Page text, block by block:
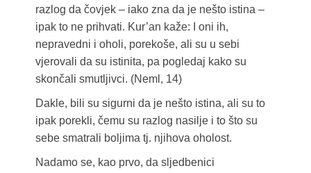
razlog da čovjek – iako zna da je nešto istina –
ipak to ne prihvati. Kur’an kaže: I oni ih,
nepravedni i oholi, porekoše, ali su u sebi
vjerovali da su istinita, pa pogledaj kako su
skončali smutljivci. (Neml, 14)
Dakle, bili su sigurni da je nešto istina, ali su to
ipak porekli, čemu su razlog nasilje i to što su
sebe smatrali boljima tj. njihova oholost.
Nadamo se, kao prvo, da sljedbenici